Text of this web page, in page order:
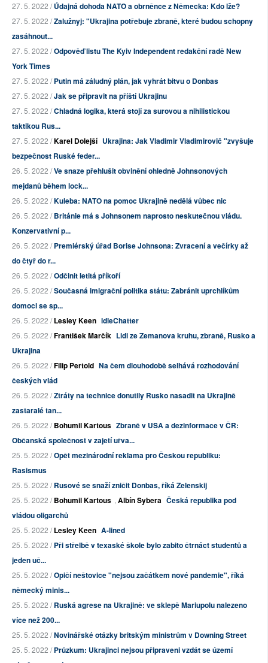
27. 5. 2022 /Údajná dohoda NATO a obrněnce z Německa: Kdo lže?
27. 5. 2022 /Zalužnyj: "Ukrajina potřebuje zbraně, které budou schopny
zasáhnout...
27. 5. 2022 /Odpověď listu The Kyiv Independent redakční radě New
York Times
27. 5. 2022 /Putin má záludný plán, jak vyhrát bitvu o Donbas
27. 5. 2022 /Jak se připravit na příští Ukrajinu
27. 5. 2022 /Chladná logika, která stojí za surovou a nihilistickou
taktikou Rus...
27. 5. 2022 /Karel Dolejší Ukrajina: Jak Vladimir Vladimirovič "zvyšuje
bezpečnost Ruské feder...
26. 5. 2022 /Ve snaze přehlušit obvinění ohledně Johnsonových
mejdanů během lock...
26. 5. 2022 /Kuleba: NATO na pomoc Ukrajině nedělá vůbec nic
26. 5. 2022 /Británie má s Johnsonem naprosto neskutečnou vládu.
Konzervativní p...
26. 5. 2022 /Premiérský úřad Borise Johnsona: Zvracení a večírky až
do čtyř do r...
26. 5. 2022 /Odčinit letitá příkoří
26. 5. 2022 /Současná imigrační politika státu: Zabránit uprchlíkům
domoci se sp...
26. 5. 2022 /Lesley Keen idleChatter
26. 5. 2022 /František Marčík Lidi ze Zemanova kruhu, zbraně, Rusko a
Ukrajina
26. 5. 2022 /Filip Pertold Na čem dlouhodobě selhává rozhodování
českých vlád
26. 5. 2022 /Ztráty na technice donutily Rusko nasadit na Ukrajině
zastaralé tan...
26. 5. 2022 /Bohumil Kartous Zbraně v USA a dezinformace v ČR:
Občanská společnost v zajetí uřva...
25. 5. 2022 /Opět mezinárodní reklama pro Českou republiku:
Rasismus
25. 5. 2022 /Rusové se snaží zničit Donbas, říká Zelenskij
25. 5. 2022 /Bohumil Kartous , Albín Sybera Česká republika pod
vládou oligarchů
25. 5. 2022 /Lesley Keen A-lined
25. 5. 2022 /Při střelbě v texaské škole bylo zabito čtrnáct studentů a
jeden uč...
25. 5. 2022 /Opičí neštovice "nejsou začátkem nové pandemie", říká
německý minis...
25. 5. 2022 /Ruská agrese na Ukrajině: ve sklepě Mariupolu nalezeno
více než 200...
25. 5. 2022 /Novinářské otázky britským ministrům v Downing Street
25. 5. 2022 /Průzkum: Ukrajinci nejsou připraveni vzdát se území